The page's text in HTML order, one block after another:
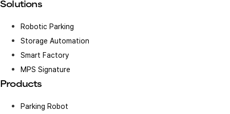
Solutions
Robotic Parking
Storage Automation
Smart Factory
MPS Signature
Products
Parking Robot